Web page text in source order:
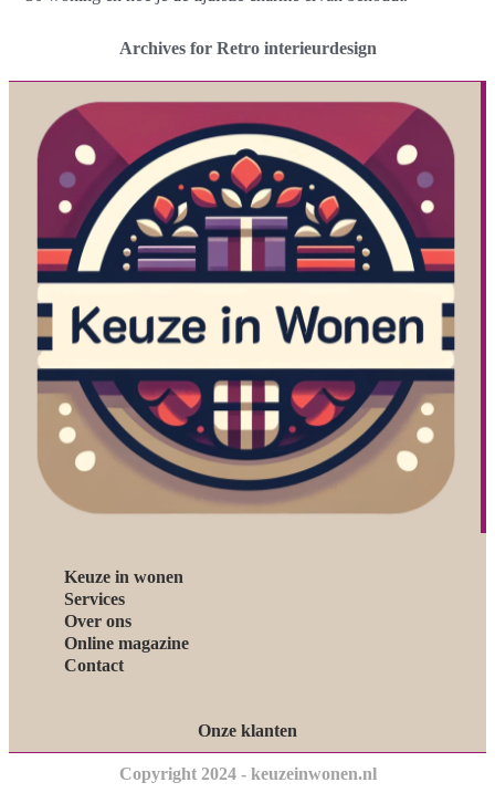
Archives for Retro interieurdesign
Keuze in wonen
Services
Over ons
Online magazine
Contact
Onze klanten
Copyright 2024 - keuzeinwonen.nl